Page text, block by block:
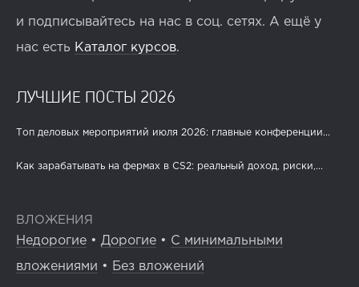
и подписывайтесь на нас в соц. сетях. А ещё у
нас есть Каталог курсов.
ЛУЧШИЕ ПОСТЫ 2026
Топ деловых мероприятий июля 2026: главные конференции...
Как зарабатывать на фермах в CS2: реальный доход, риски,...
ВЛОЖЕНИЯ
Недорогие • Дорогие • С минимальными
вложениями • Без вложений